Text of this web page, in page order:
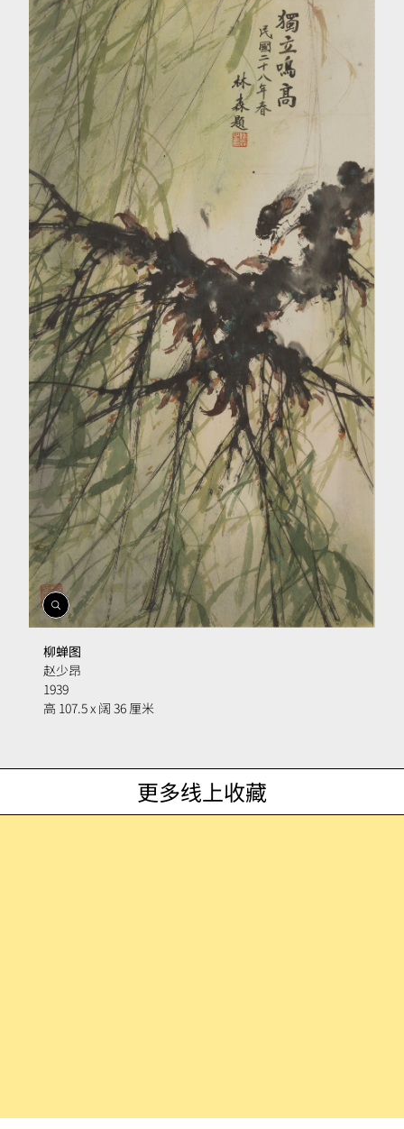
開
啟
相
簿
柳蝉图
赵少昂
1939
高 107.5 x 阔 36 厘米
更多线上收藏